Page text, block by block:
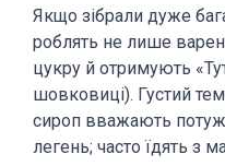
Якщо зібрали дуже
роблять не лише
цукру й отримують
шовковиці). Густий
сироп вважають
легень; часто їдять з